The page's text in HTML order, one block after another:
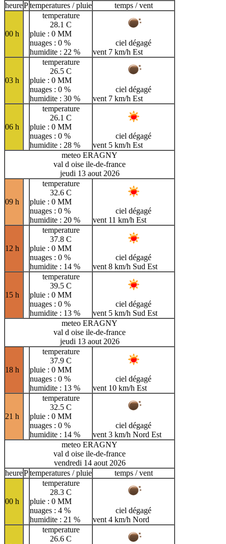
heurePtemperatures / pluie temps / vent
00 h
temperature
28.1 C
pluie : 0 MM
nuages : 0 %
humidite : 22 %
ciel dégagé
vent 7 km/h Est
03 h
temperature
26.5 C
pluie : 0 MM
nuages : 0 %
humidite : 30 %
ciel dégagé
vent 7 km/h Est
06 h
temperature
26.1 C
pluie : 0 MM
nuages : 0 %
humidite : 28 %
ciel dégagé
vent 5 km/h Est
meteo ERAGNY
val d oise ile-de-france
jeudi 13 aout 2026
09 h
temperature
32.6 C
pluie : 0 MM
nuages : 0 %
humidite : 20 %
ciel dégagé
vent 11 km/h Est
12 h
temperature
37.8 C
pluie : 0 MM
nuages : 0 %
humidite : 14 %
ciel dégagé
vent 8 km/h Sud Est
15 h
temperature
39.5 C
pluie : 0 MM
nuages : 0 %
humidite : 13 %
ciel dégagé
vent 5 km/h Sud Est
meteo ERAGNY
val d oise ile-de-france
jeudi 13 aout 2026
18 h
temperature
37.9 C
pluie : 0 MM
nuages : 0 %
humidite : 13 %
ciel dégagé
vent 10 km/h Est
21 h
temperature
32.5 C
pluie : 0 MM
nuages : 0 %
humidite : 14 %
ciel dégagé
vent 3 km/h Nord Est
meteo ERAGNY
val d oise ile-de-france
vendredi 14 aout 2026
heurePtemperatures / pluie temps / vent
00 h
temperature
28.3 C
pluie : 0 MM
nuages : 4 %
humidite : 21 %
ciel dégagé
vent 4 km/h Nord
temperature
26.6 C